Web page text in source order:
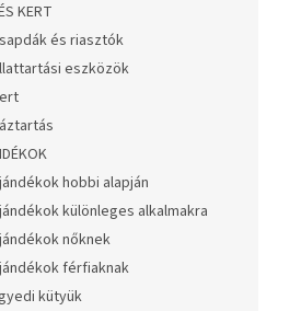
KERT
és riasztók
eszközök
hobbi alapján
különleges alkalmakra
nőknek
férfiaknak
kütyük